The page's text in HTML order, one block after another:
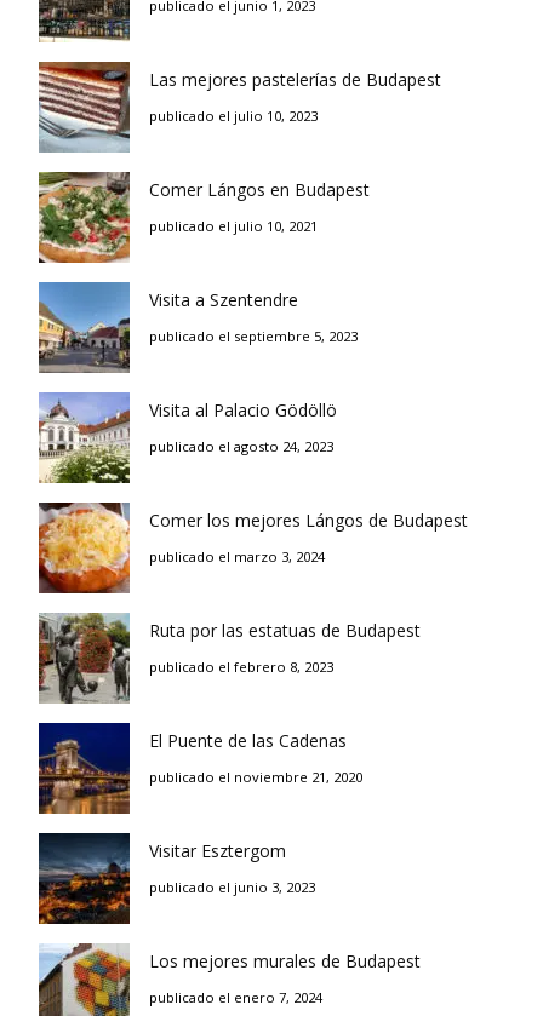
publicado el junio 1, 2023
Las mejores pastelerías de Budapest
publicado el julio 10, 2023
Comer Lángos en Budapest
publicado el julio 10, 2021
Visita a Szentendre
publicado el septiembre 5, 2023
Visita al Palacio Gödöllö
publicado el agosto 24, 2023
Comer los mejores Lángos de Budapest
publicado el marzo 3, 2024
Ruta por las estatuas de Budapest
publicado el febrero 8, 2023
El Puente de las Cadenas
publicado el noviembre 21, 2020
Visitar Esztergom
publicado el junio 3, 2023
Los mejores murales de Budapest
publicado el enero 7, 2024